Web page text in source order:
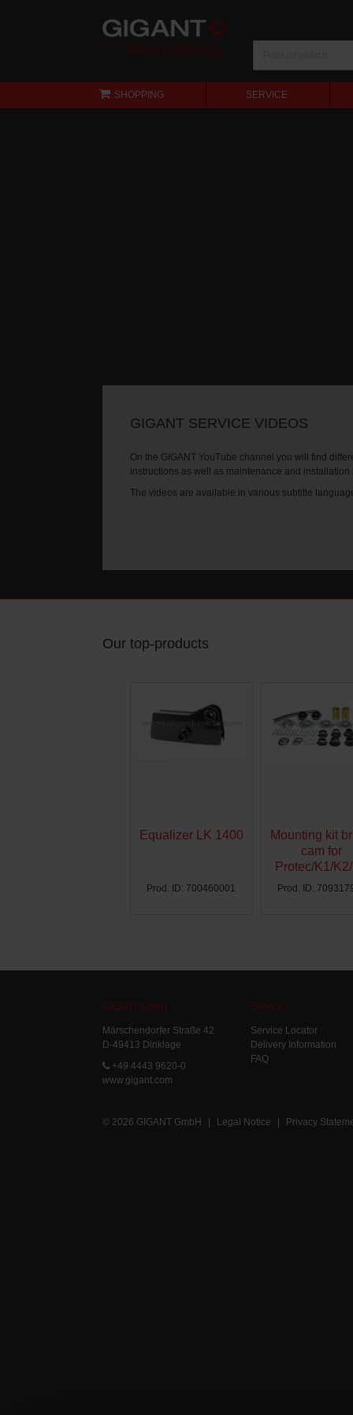
SHOPPING SERVICE
GIGANT SERVICE VIDEOS
On the GIGANT YouTube channel you will find
instructions as well as maintenance and
The videos are available in various subtitle
Our top-products
Equalizer LK 1400
Prod. ID: 700460001
Mounting kit
cam for
Protec/K1/
Ø300 -
Prod. ID:
GIGANT GmbH
Märschendorfer Straße 42
D-49413 Dinklage
+49 4443 9620-0
www.gigant.com
Service
Service Locator
Delivery Information
FAQ
© 2026 GIGANT GmbH | Legal Notice | Privacy